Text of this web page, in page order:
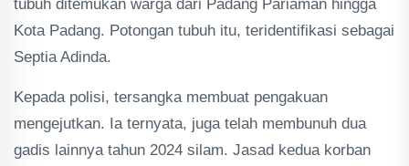
tubuh ditemukan warga dari Padang Pariaman hingga
Kota Padang. Potongan tubuh itu, teridentifikasi sebagai
Septia Adinda.
Kepada polisi, tersangka membuat pengakuan
mengejutkan. Ia ternyata, juga telah membunuh dua
gadis lainnya tahun 2024 silam. Jasad kedua korban